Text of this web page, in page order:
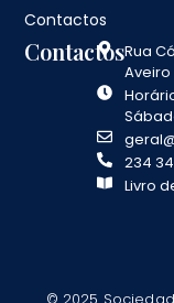
Contactos
ContactosRua
Aveiro
234
Livro
© 2025